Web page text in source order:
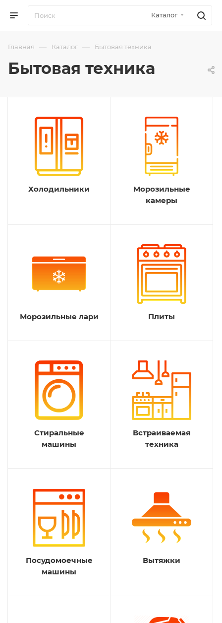
Каталог
Главная — Каталог — Бытовая техника
Бытовая техника
Холодильники
Морозильные
камеры
Морозильные лари Плиты
Стиральные
машины
Встраиваемая
техника
Посудомоечные
машины
Вытяжки